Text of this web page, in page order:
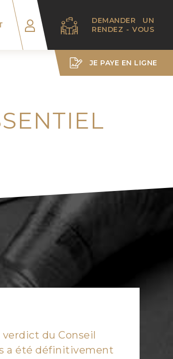
DEMANDER UN
RENDEZ - VOUS
JE PAYE EN LIGNE
verdict du Conseil
a été définitivement